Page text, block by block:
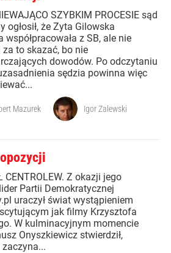
SZYBKIM PROCESIE sąd
ogłosił, że Zyta Gilowska
współpracowała z SB, ale nie
za to skazać, bo nie
dowodów. Po odczytaniu
sędzia powinna więc
Mazurek Igor Zalewski
CENTROLEW. Z okazji jego
Partii Demokratycznej
uraczył świat wystąpieniem
jak filmy Krzysztofa
W kulminacyjnym momencie
Onyszkiewicz stwierdził,